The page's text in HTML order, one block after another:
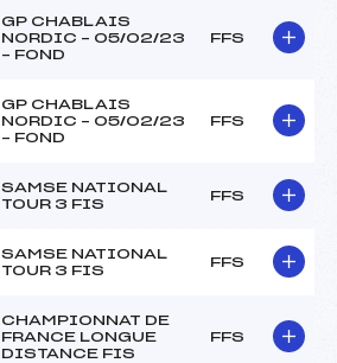
GP CHABLAIS
NORDIC – 05/02/23
– FOND
FFS
GP CHABLAIS
NORDIC – 05/02/23
– FOND
FFS
SAMSE NATIONAL
TOUR 3 FIS
FFS
SAMSE NATIONAL
TOUR 3 FIS
FFS
CHAMPIONNAT DE
FRANCE LONGUE
DISTANCE FIS
FFS